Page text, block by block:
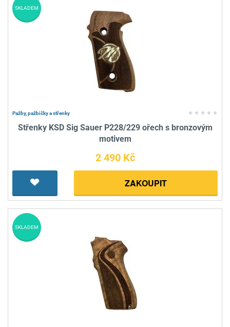
Pažby, pažbičky a střenky
Střenky KSD Sig Sauer P228/229 ořech s bronzovým
motivem
2 490 Kč
ZAKOUPIT
SKLADEM
SKLADEM